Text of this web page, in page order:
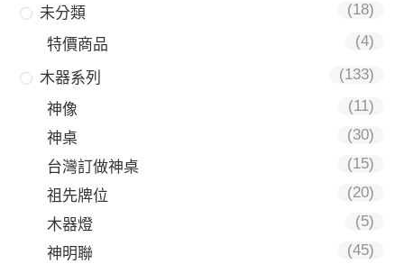
未分類 (18)
特價商品 (4)
木器系列 (133)
神像
(11)
神桌
(30)
台灣訂做神桌
(15)
祖先牌位
(20)
木器燈
(5)
神明聯
(45)